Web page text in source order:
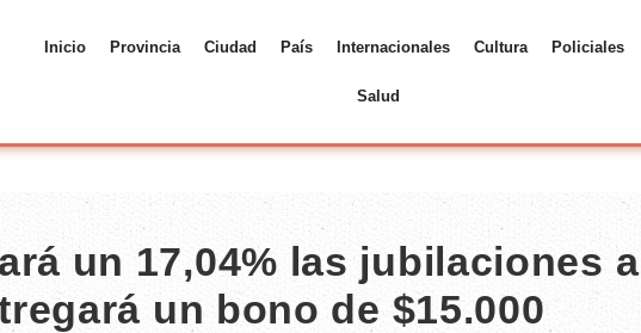
Inicio Provincia Ciudad País Internacionales Cultura Policiales
Salud
un 17,04% las jubilaciones a
un bono de $15.000